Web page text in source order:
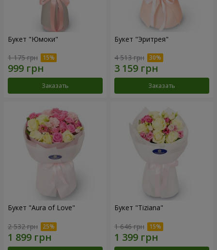
Букет "Юмоки"
1 175 грн
Заказать
Букет "Эритрея"
4 513 грн
Заказать
Букет "Aura of Love"
2 532 грн
Букет "Tiziana"
1 646 грн